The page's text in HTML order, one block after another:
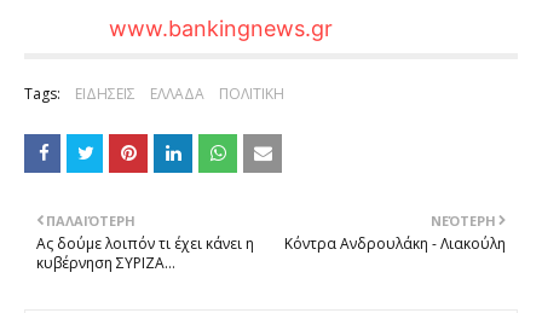
www.bankingnews.gr
Tags: ΕΙΔΗΣΕΙΣ ΕΛΛΑΔΑ ΠΟΛΙΤΙΚΗ
ΝΕΌΤΕΡΗ
Κόντρα Ανδρουλάκη - Λιακούλη
ΠΑΛΑΙΌΤΕΡΗ
Ας δούμε λοιπόν τι έχει κάνει η
κυβέρνηση ΣΥΡΙΖΑ…